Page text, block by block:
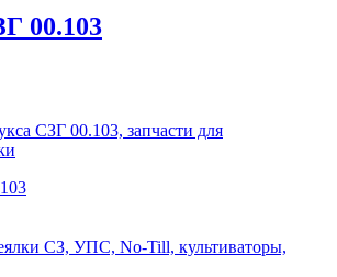
00.103
СЗГ 00.103, запчасти для
СЗ, УПС, No-Till, культиваторы,